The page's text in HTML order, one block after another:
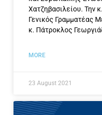
Χατζηβασιλείου. Την
Γενικός Γραμματέας
κ. Πάτροκλος
MORE
23 August 2021